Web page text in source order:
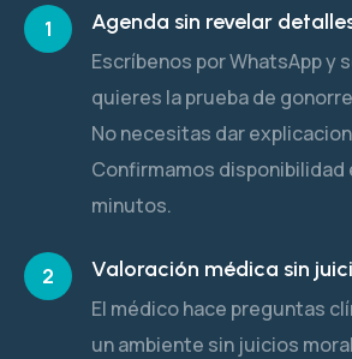
1
Agenda sin revelar
Escríbenos por WhatsApp y
quieres la prueba de
No necesitas dar
Confirmamos disponibilidad
minutos.
2
Valoración médica sin
El médico hace preguntas
un ambiente sin juicios